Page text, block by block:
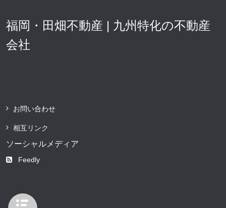
福岡・田畑不動産 | 九州特化の不動産
会社
お問い合わせ
相互リンク
ソーシャルメディア
Feedly